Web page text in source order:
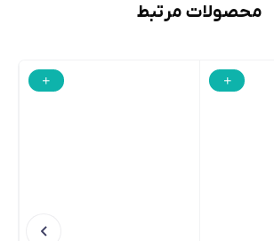
محصولات مرتبط